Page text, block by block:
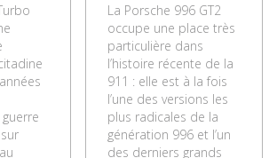
La Porsche 996 GT2
occupe une place très
particulière dans
l’histoire récente de la
911 : elle est à la fois
l’une des versions les
plus radicales de la
génération 996 et l’un
des derniers grands